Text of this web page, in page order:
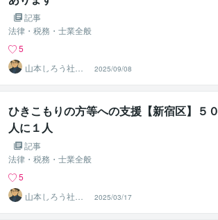
記事
法律・税務・士業全般
5
山本しろう社労
士事務所
2025/09/08
ひきこもりの方等への支援【新宿区】５０
人に１人
記事
法律・税務・士業全般
5
山本しろう社労
士事務所
2025/03/17